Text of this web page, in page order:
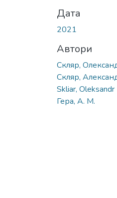
Дата
2021
Автори
Скляр,
Скляр,
Skliar, Oleksandr
Гера, А. М.